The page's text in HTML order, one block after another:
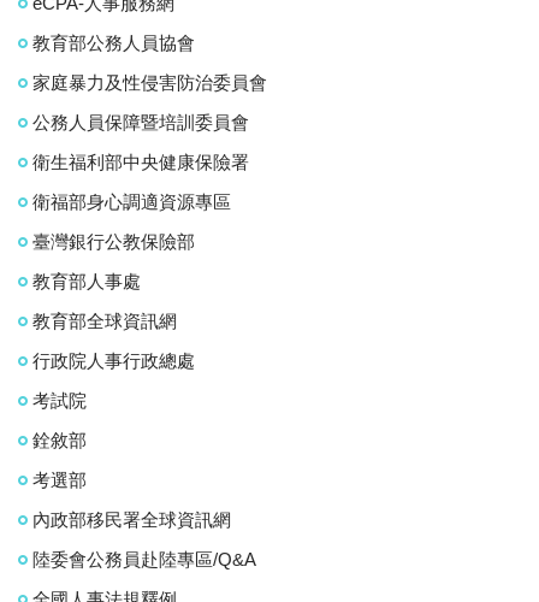
教育部公務人員協會
家庭暴力及性侵害防治委員會
公務人員保障暨培訓委員會
衛生福利部中央健康保險署
衛福部身心調適資源專區
臺灣銀行公教保險部
教育部人事處
教育部全球資訊網
行政院人事行政總處
考試院
銓敘部
考選部
內政部移民署全球資訊網
陸委會公務員赴陸專區/Q&A